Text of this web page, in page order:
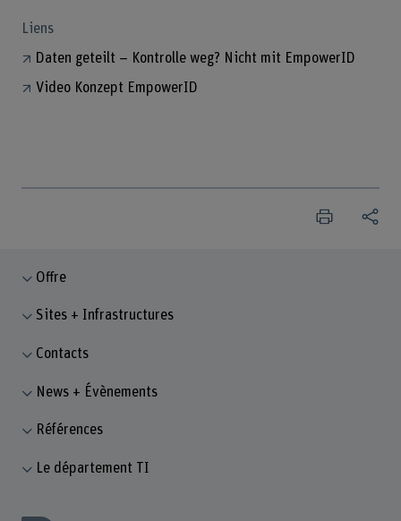
Liens
Daten geteilt – Kontrolle weg? Nicht mit EmpowerID
Video Konzept EmpowerID
Offre
Sites + Infrastructures
Contacts
News + Évènements
Références
Le département TI